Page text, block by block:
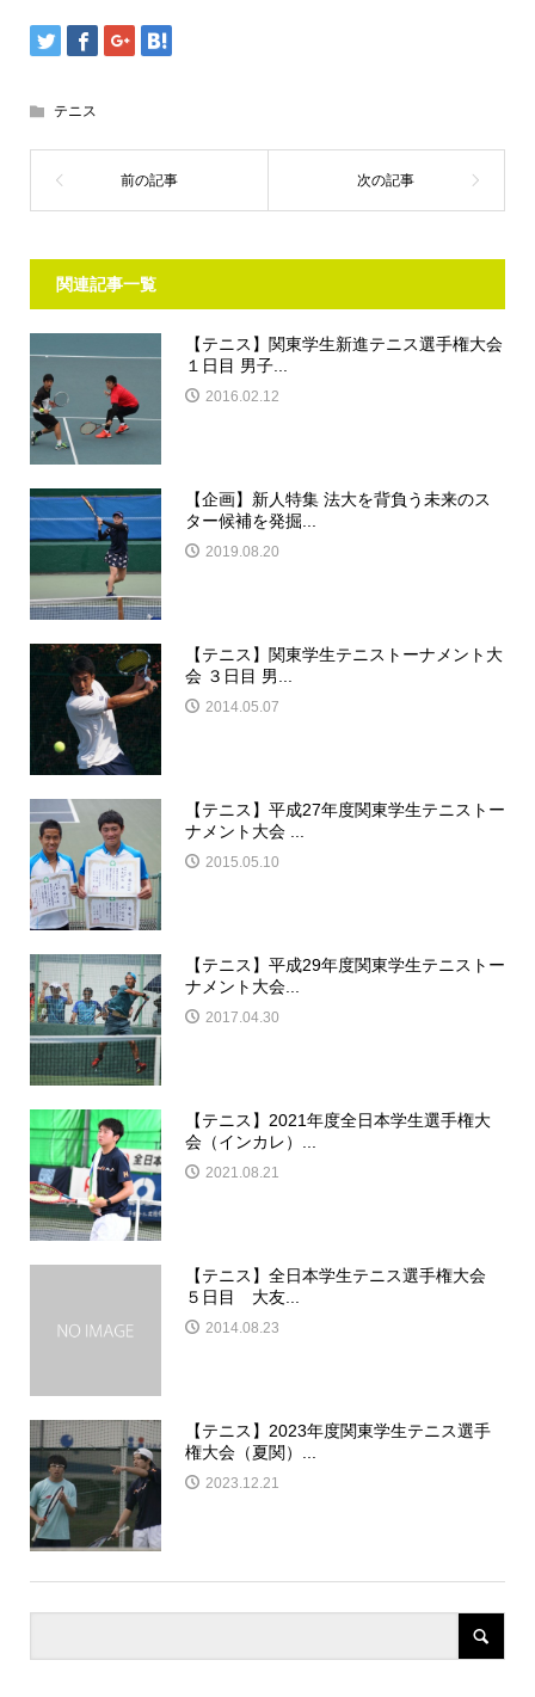
テニス
関連記事一覧
【テニス】関東学生新進テニス選手権大会
１日目 男子...
2016.02.12
【企画】新人特集 法大を背負う未来のス
ター候補を発掘...
2019.08.20
【テニス】関東学生テニストーナメント大
会 ３日目 男...
2014.05.07
【テニス】平成27年度関東学生テニストー
ナメント大会 ...
2015.05.10
【テニス】平成29年度関東学生テニストー
ナメント大会...
2017.04.30
【テニス】2021年度全日本学生選手権大
会（インカレ）...
2021.08.21
【テニス】全日本学生テニス選手権大会
５日目 大友...
2014.08.23
【テニス】2023年度関東学生テニス選手
権大会（夏関）...
2023.12.21